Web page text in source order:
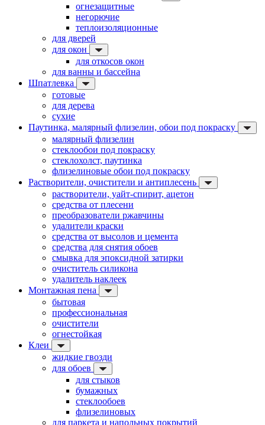
огнезащитные
негорючие
теплоизоляционные
для дверей
для окон
для откосов окон
для ванны и бассейна
Шпатлевка
готовые
для дерева
сухие
Паутинка, малярный флизелин, обои под покраску
малярный флизелин
стеклообои под покраску
стеклохолст, паутинка
флизелиновые обои под покраску
Растворители, очистители и антиплесень
растворители, уайт-спирит, ацетон
средства от плесени
преобразователи ржавчины
удалители краски
средства от высолов и цемента
средства для снятия обоев
смывка для эпоксидной затирки
очиститель силикона
удалитель наклеек
Монтажная пена
бытовая
профессиональная
очистители
огнестойкая
Клеи
жидкие гвозди
для обоев
для стыков
бумажных
стеклообоев
флизелиновых
для паркета и напольных покрытий